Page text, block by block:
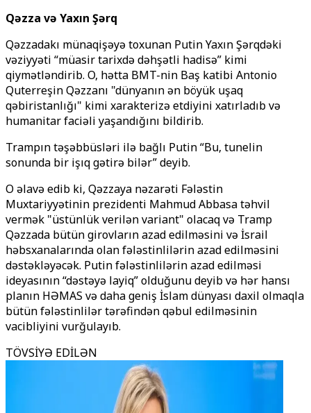
Qəzza və Yaxın Şərq
Qəzzadakı münaqişəyə toxunan Putin Yaxın Şərqdəki
vəziyyəti “müasir tarixdə dəhşətli hadisə” kimi
qiymətləndirib. O, hətta BMT-nin Baş katibi Antonio
Quterreşin Qəzzanı "dünyanın ən böyük uşaq
qəbiristanlığı" kimi xarakterizə etdiyini xatırladıb və
humanitar faciəli yaşandığını bildirib.
Trampın təşəbbüsləri ilə bağlı Putin “Bu, tunelin
sonunda bir işıq gətirə bilər” deyib.
O əlavə edib ki, Qəzzaya nəzarəti Fələstin
Muxtariyyətinin prezidenti Mahmud Abbasa təhvil
vermək "üstünlük verilən variant" olacaq və Tramp
Qəzzada bütün girovların azad edilməsini və İsrail
həbsxanalarında olan fələstinlilərin azad edilməsini
dəstəkləyəcək. Putin fələstinlilərin azad edilməsi
ideyasının “dəstəyə layiq” olduğunu deyib və hər hansı
planın HƏMAS və daha geniş İslam dünyası daxil olmaqla
bütün fələstinlilər tərəfindən qəbul edilməsinin
vacibliyini vurğulayıb.
TÖVSİYƏ EDİLƏN